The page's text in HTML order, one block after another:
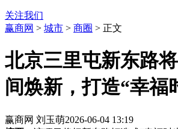
关注我们
赢商网 > 城市 > 商圈 > 正文
北京三里屯新东路
间焕新，打造“幸福
赢商网 刘玉萌2026-06-04 13:19